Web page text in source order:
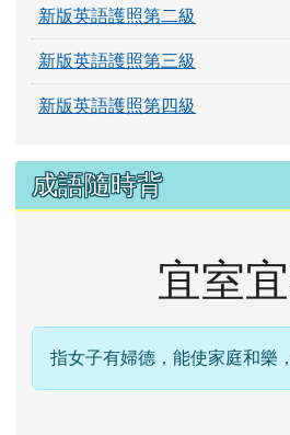
新版英語護照第二級
新版英語護照第三級
新版英語護照第四級
成語隨時背
宜室
指女子有婦德，能使家庭和樂